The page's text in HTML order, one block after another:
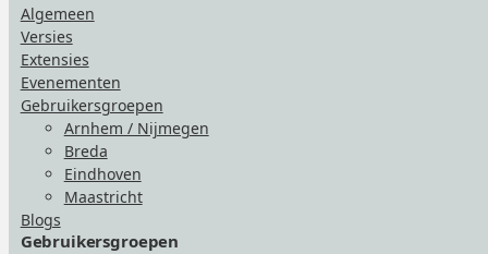
Algemeen
Versies
Extensies
Evenementen
Gebruikersgroepen
Arnhem / Nijmegen
Breda
Eindhoven
Maastricht
Blogs
Gebruikersgroepen